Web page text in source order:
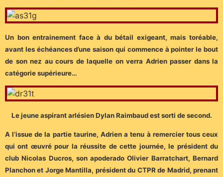
Un bon entrainement face à du bétail exigeant, mais toréable,
avant les échéances d’une saison qui commence à pointer le bout
de son nez au cours de laquelle on verra Adrien passer dans la
catégorie supérieure…
Le jeune aspirant arlésien Dylan Raimbaud est sorti de second.
A l’issue de la partie taurine, Adrien a tenu à remercier tous ceux
qui ont œuvré pour la réussite de cette journée, le président du
club Nicolas Ducros, son apoderado Olivier Barratchart, Bernard
Planchon et Jorge Mantilla, président du CTPR de Madrid, prenant